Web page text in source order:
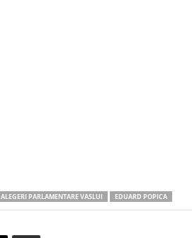
ALEGERI PARLAMENTARE VASLUI EDUARD POPICA